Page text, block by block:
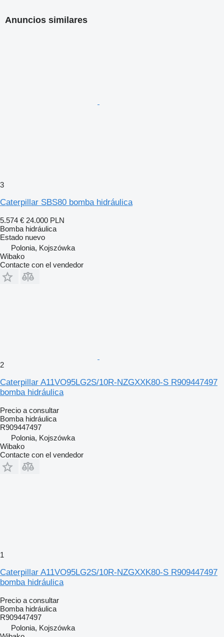
Anuncios similares
3
Caterpillar SBS80 bomba hidráulica
5.574 € 24.000 PLN
Bomba hidráulica
Estado nuevo
Polonia, Kojszówka
Wibako
Contacte con el vendedor
2
Caterpillar A11VO95LG2S/10R-NZGXXK80-S R909447497
bomba hidráulica
Precio a consultar
Bomba hidráulica
R909447497
Polonia, Kojszówka
Wibako
Contacte con el vendedor
1
Caterpillar A11VO95LG2S/10R-NZGXXK80-S R909447497
bomba hidráulica
Precio a consultar
Bomba hidráulica
R909447497
Polonia, Kojszówka